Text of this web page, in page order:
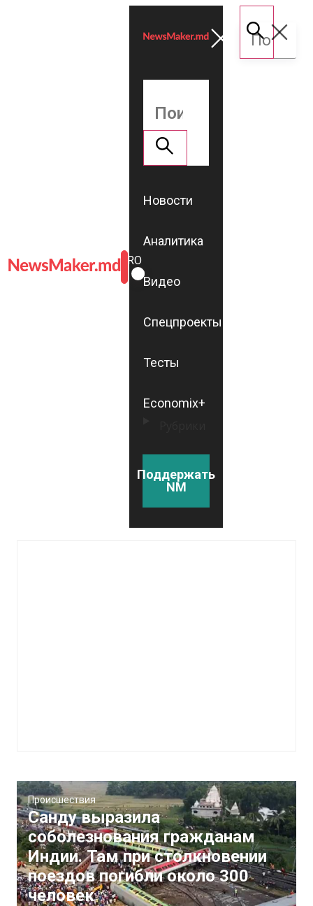
ROMÂNĂ
RU
Новости
Аналитика
Видео
Спецпроекты
Тесты
Economix+
Поддержать
NM
Происшествия
Санду выразила
соболезнования гражданам
Индии. Там при столкновении
поездов погибли около 300
человек